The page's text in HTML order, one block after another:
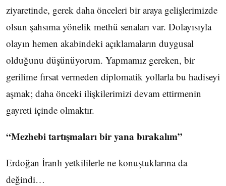
ziyaretinde, gerek daha önceleri bir araya gelişlerimizde
olsun şahsıma yönelik methü senaları var. Dolayısıyla
olayın hemen akabindeki açıklamaların duygusal
olduğunu düşünüyorum. Yapmamız gereken, bir
gerilime fırsat vermeden diplomatik yollarla bu hadiseyi
aşmak; daha önceki ilişkilerimizi devam ettirmenin
gayreti içinde olmaktır.
“Mezhebi tartışmaları bir yana bırakalım”
Erdoğan İranlı yetkililerle ne konuştuklarına da
değindi…